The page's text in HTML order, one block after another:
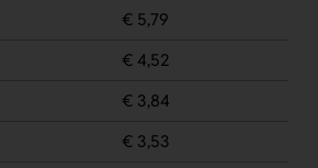
€ 5,79
€ 4,52
€ 3,84
€ 3,53